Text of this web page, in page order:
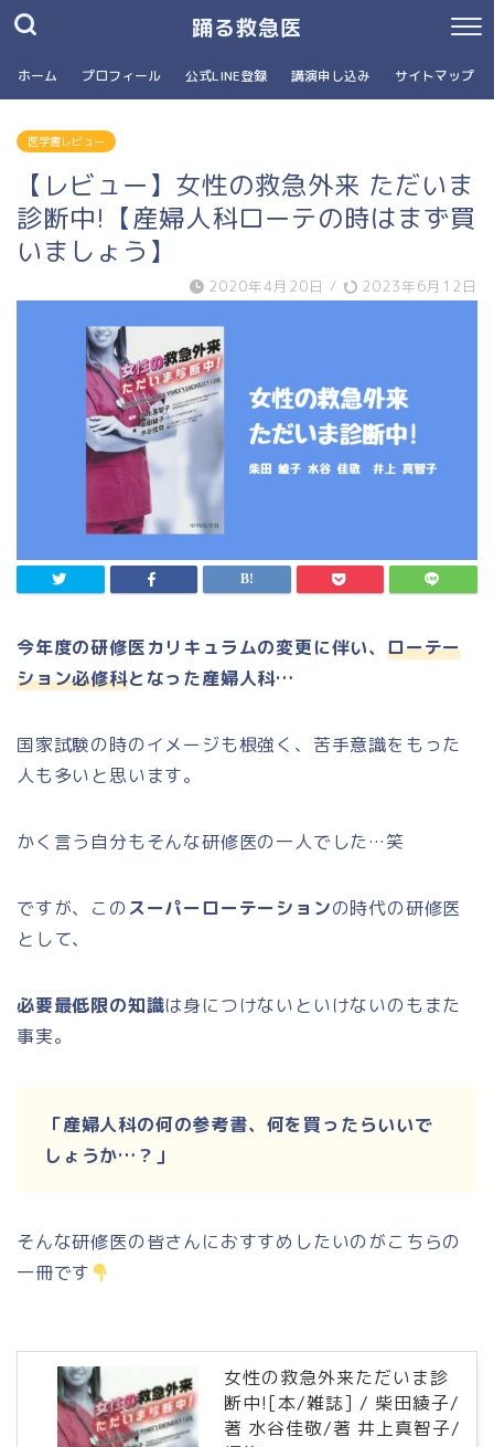
踊る救急医
ホーム プロフィール 公式LINE登録 講演申し込み サイトマップ
医学書レビュー
【レビュー】女性の救急外来 ただいま
診断中!【産婦人科ローテの時はまず買
いましょう】
2020年4月20日 / 2023年6月12日
今年度の研修医カリキュラムの変更に伴い、 ローテー
ション必修科となった産婦人科…
国家試験の時のイメージも根強く、苦手意識をもった
人も多いと思います。
かく言う自分もそんな研修医の一人でした…笑
ですが、このスーパーローテーションの時代の研修医
として、
必要最低限の知識は身につけないといけないのもまた
事実。
「産婦人科の何の参考書、何を買ったらいいで
しょうか…？」
そんな研修医の皆さんにおすすめしたいのがこちらの
一冊です
女性の救急外来ただいま診
断中![本/雑誌] / 柴田綾子/
著 水谷佳敬/著 井上真智子/